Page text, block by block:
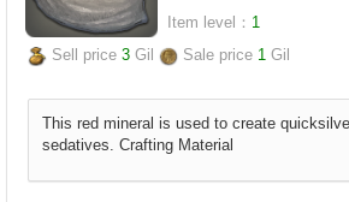
Item level： 1
Sell price 3 Gil Sale price 1 Gil
This red mineral is used to create
sedatives. Crafting Material